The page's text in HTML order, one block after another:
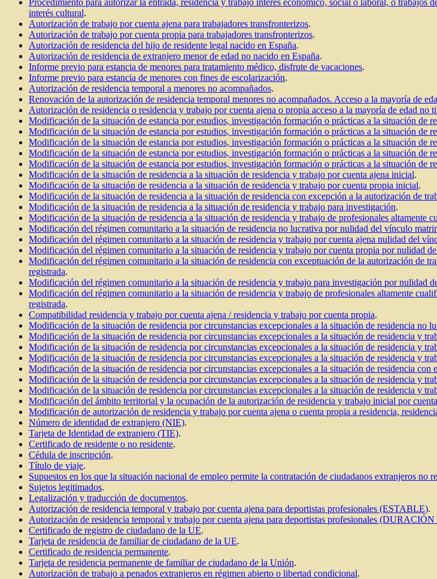
interés cultural.
Autorización de trabajo por cuenta ajena para trabajadores transfronterizos.
Autorización de trabajo por cuenta propia para trabajadores transfronterizos.
Autorización de residencia del hijo de residente legal nacido en España.
Autorización de residencia de extranjero menor de edad no nacido en España.
Informe previo para estancia de menores para tratamiento médico, disfrute de vacaciones.
Informe previo para estancia de menores con fines de escolarización.
Autorización de residencia temporal a menores no acompañados.
Renovación de la autorización de residencia temporal menores no acompañados. Acceso a la mayoría de
Autorización de residencia o residencia y trabajo por cuenta ajena o propia acceso a la mayoría de edad no
Modificación de la situación de estancia por estudios, investigación formación o prácticas a la situación de
Modificación de la situación de estancia por estudios, investigación formación o prácticas a la situación de
Modificación de la situación de estancia por estudios, investigación formación o prácticas a la situación de
Modificación de la situación de estancia por estudios, investigación formación o prácticas a la situación de
Modificación de la situación de estancia por estudios, investigación formación o prácticas a la situación de
Modificación de la situación de residencia a la situación de residencia y trabajo por cuenta ajena inicial.
Modificación de la situación de residencia a la situación de residencia y trabajo por cuenta propia inicial.
Modificación de la situación de residencia a la situación de residencia con excepción a la autorización de
Modificación de la situación de residencia a la situación de residencia y trabajo para investigación.
Modificación de la situación de residencia a la situación de residencia y trabajo de profesionales altamente
Modificación del régimen comunitario a la situación de residencia no lucrativa por nulidad del vínculo
Modificación del régimen comunitario a la situación de residencia y trabajo por cuenta ajena nulidad del
Modificación del régimen comunitario a la situación de residencia y trabajo por cuenta propia por nulidad
Modificación del régimen comunitario a la situación de residencia con exceptuación de la autorización de
registrada.
Modificación del régimen comunitario a la situación de residencia y trabajo para investigación por
Modificación del régimen comunitario a la situación de residencia y trabajo de profesionales altamente
registrada.
Compatibilidad residencia y trabajo por cuenta ajena / residencia y trabajo por cuenta propia.
Modificación de la situación de residencia por circunstancias excepcionales a la situación de residencia no
Modificación de la situación de residencia por circunstancias excepcionales a la situación de residencia y
Modificación de la situación de residencia por circunstancias excepcionales a la situación de residencia y
Modificación de la situación de residencia por circunstancias excepcionales a la situación de residencia y
Modificación de la situación de residencia por circunstancias excepcionales a la situación de residencia con
Modificación de la situación de residencia por circunstancias excepcionales a la situación de residencia y
Modificación de la situación de residencia por circunstancias excepcionales a la situación de residencia y
Modificación del ámbito territorial y la ocupación de la autorización de residencia y trabajo inicial por
Modificación de autorización de residencia y trabajo por cuenta ajena o cuenta propia a residencia,
Número de identidad de extranjero (NIE).
Tarjeta de Identidad de extranjero (TIE).
Certificado de residente o no residente.
Cédula de inscripción.
Título de viaje.
Supuestos en los que la situación nacional de empleo permite la contratación de ciudadanos extranjeros no
Sujetos legitimados.
Legalización y traducción de documentos.
Autorización de residencia temporal y trabajo por cuenta ajena para deportistas profesionales (ESTABLE).
Autorización de residencia temporal y trabajo por cuenta ajena para deportistas profesionales
Certificado de registro de ciudadano de la UE.
Tarjeta de residencia de familiar de ciudadano de la UE.
Certificado de residencia permanente.
Tarjeta de residencia permanente de familiar de ciudadano de la Unión.
Autorización de trabajo a penados extranjeros en régimen abierto o libertad condicional.